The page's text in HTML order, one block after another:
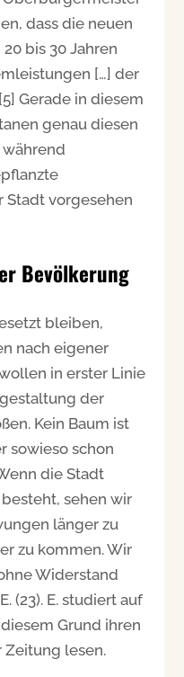
dass die neuen
bis 30 Jahren
[…] der
Gerade in diesem
genau diesen
Stadt vorgesehen
Bevölkerung
bleiben,
nach eigener
in erster Linie
der
Kein Baum ist
sowieso schon
die Stadt
sehen wir
länger zu
zu kommen. Wir
Widerstand
(23). E. studiert auf
Grund ihren
Zeitung lesen.